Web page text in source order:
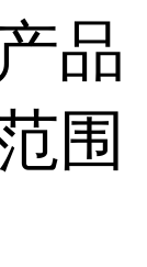
品
围